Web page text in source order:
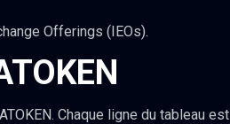
Offerings (IEOs).
Chaque ligne du tableau est